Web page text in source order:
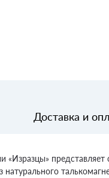
Доставка и
«Изразцы»